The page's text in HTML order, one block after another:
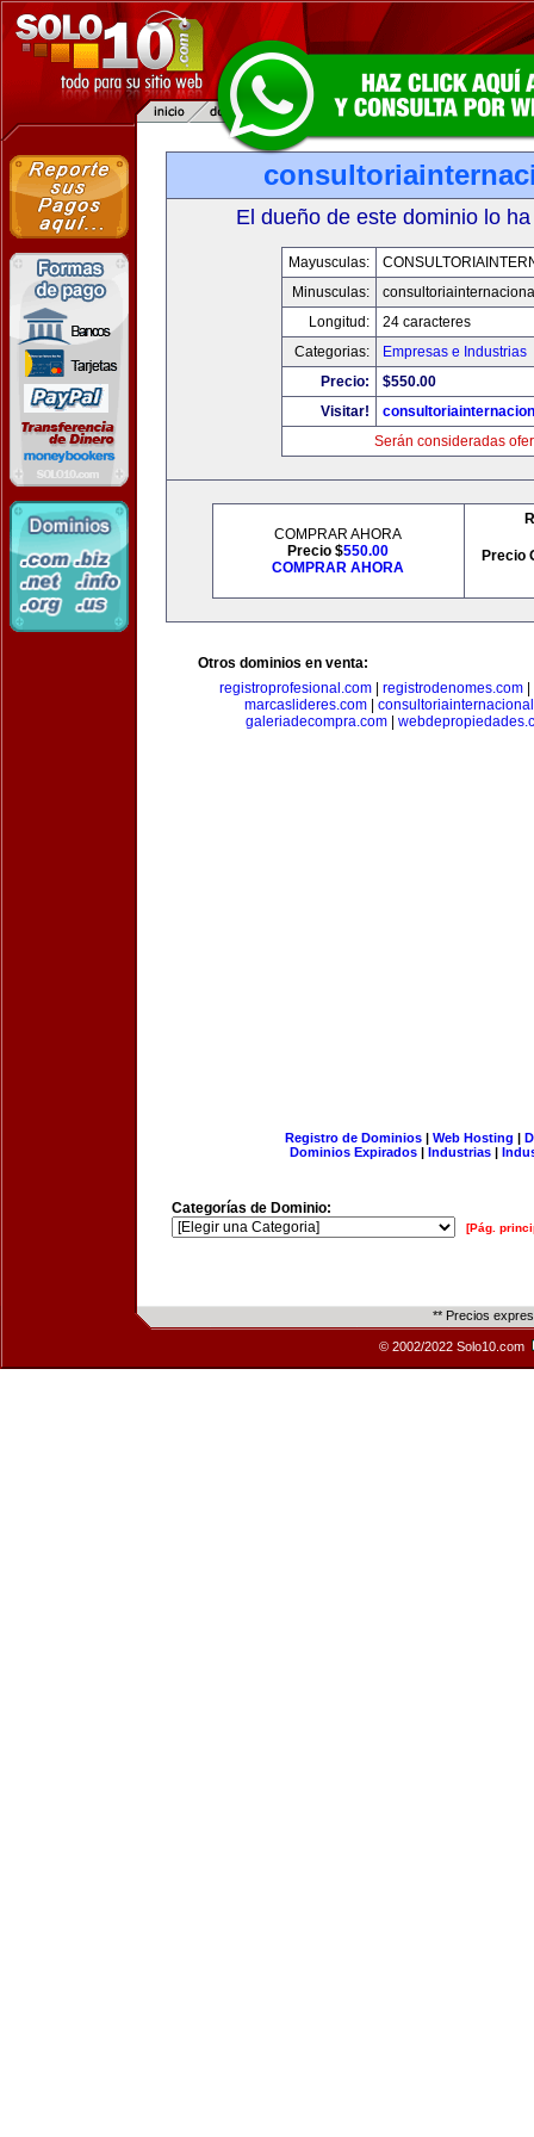
El dueño de este dominio lo
Mayusculas:
Minusculas:
Longitud:
24 caracteres
Categorias:
Empresas e Industrias
Precio:
$550.00
Visitar!
Serán consideradas
COMPRAR AHORA
Precio $550.00
COMPRAR AHORA
Precio
Otros dominios en venta:
registroprofesional.com| registrodenomes.com|
marcaslideres.com
galeriadecompra.com|
Registro de Dominios| Web Hosting |
Dominios Expirados | Industrias |
Categorías de Dominio:
[Pág.
** Precios
© 2002/2022 Solo10.com